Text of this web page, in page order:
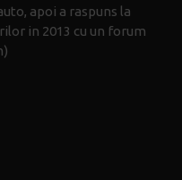
apoi a raspuns la
in 2013 cu un forum